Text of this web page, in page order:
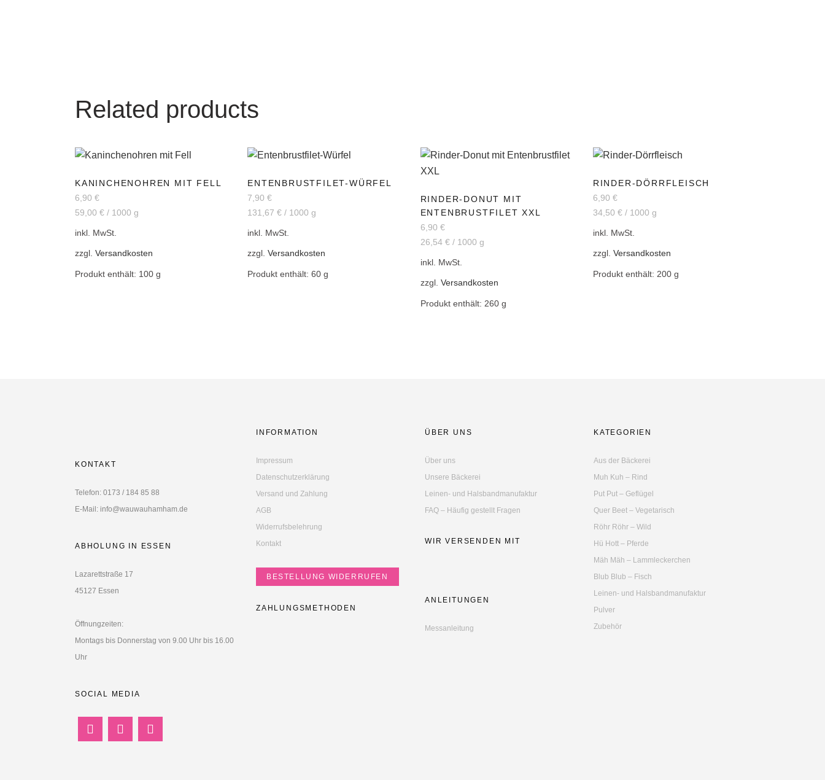
Related products
KANINCHENOHREN MIT FELL
6,90 €
59,00 € / 1000 g
inkl. MwSt.
zzgl. Versandkosten
Produkt enthält: 100 g
ENTENBRUSTFILET-WÜRFEL
7,90€
131,67€ / 1000 g
inkl. MwSt.
zzgl.Versandkosten
Produkt enthält: 60g
RINDER-DONUT MIT
ENTENBRUSTFILET XXL
6,90 €
26,54 €/ 1000 g
inkl. MwSt.
zzgl. Versandkosten
Produkt enthält: 260 g
RINDER-DÖRRFLEISCH
6,90 €
34,50 €/ 1000 g
inkl. MwSt.
zzgl. Versandkosten
Produkt enthält: 200 g
KONTAKT
Telefon: 0173 / 184 85 88
E-Mail: info@wauwauhamham.de
ABHOLUNG IN ESSEN
Lazarettstraße 17
45127 Essen
Öffnungzeiten:
Montags bis Donnerstag von 9.00 Uhr bis 16.00
Uhr
SOCIAL MEDIA
INFORMATION
Impressum
Datenschutzerklärung
Versand und Zahlung
AGB
Widerrufsbelehrung
Kontakt
BESTELLUNG WIDERRUFEN
ZAHLUNGSMETHODEN
ÜBER UNS
Über uns
Unsere Bäckerei
Leinen- und Halsbandmanufaktur
FAQ – Häufig gestellt Fragen
WIR VERSENDEN MIT
ANLEITUNGEN
Messanleitung
KATEGORIEN
Aus der Bäckerei
Muh Kuh – Rind
Put Put – Geflügel
Quer Beet – Vegetarisch
Röhr Röhr – Wild
Hü Hott – Pferde
Mäh Mäh – Lammleckerchen
Blub Blub – Fisch
Leinen- und Halsbandmanufaktur
Pulver
Zubehör